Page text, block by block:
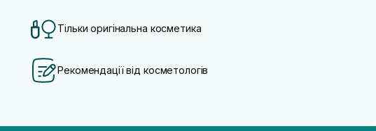
Тільки оригінальна косметика
Рекомендації від косметологів